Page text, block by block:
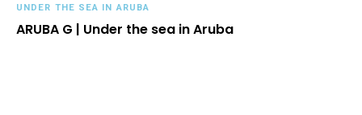
UNDER THE SEA IN ARUBA
ARUBA G | Under the sea in Aruba